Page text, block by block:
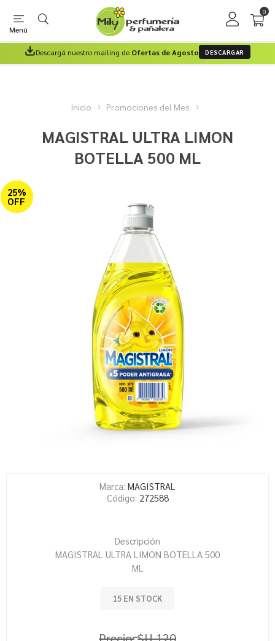
Menú
0
Descargá nuestro mailing de Ofertas de Agosto DESCARGAR
Inicio Promociones del Mes
MAGISTRAL ULTRA LIMON
BOTELLA 500 ML
25%
OFF
Marca: MAGISTRAL
Código: 272588
Descripción
MAGISTRAL ULTRA LIMON BOTELLA 500
ML
15 EN STOCK